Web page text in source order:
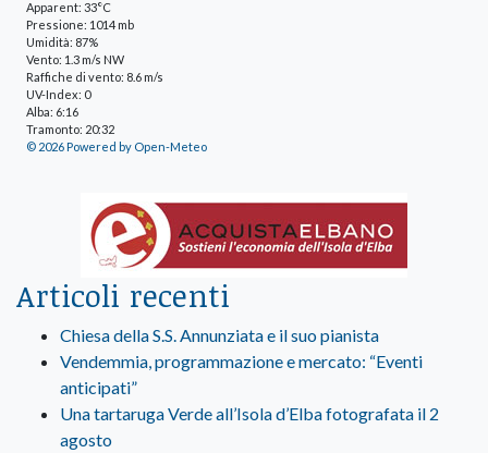
Apparent: 33°C
Pressione: 1014 mb
Umidità: 87%
Vento: 1.3 m/s NW
Raffiche di vento: 8.6 m/s
UV-Index: 0
Alba: 6:16
Tramonto: 20:32
© 2026 Powered by Open-Meteo
Articoli recenti
Chiesa della S.S. Annunziata e il suo pianista
Vendemmia, programmazione e mercato: “Eventi
anticipati”
Una tartaruga Verde all’Isola d’Elba fotografata il 2
agosto